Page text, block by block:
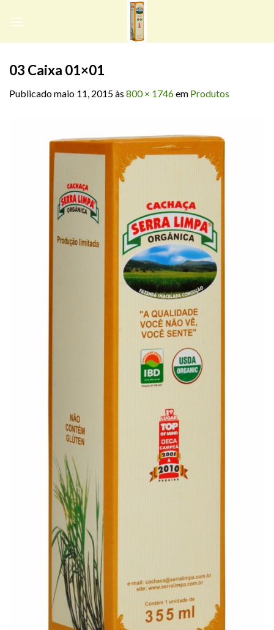
03 Caixa 01×01
Publicadomaio 11, 2015às 800 × 1746em Produtos